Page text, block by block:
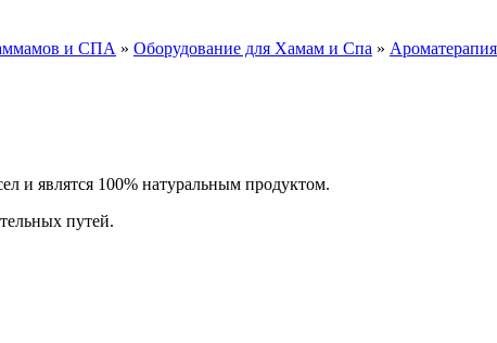
и СПА » Оборудование для Хамам и Спа » Ароматерапия
и являтся 100% натуральным продуктом.
путей.